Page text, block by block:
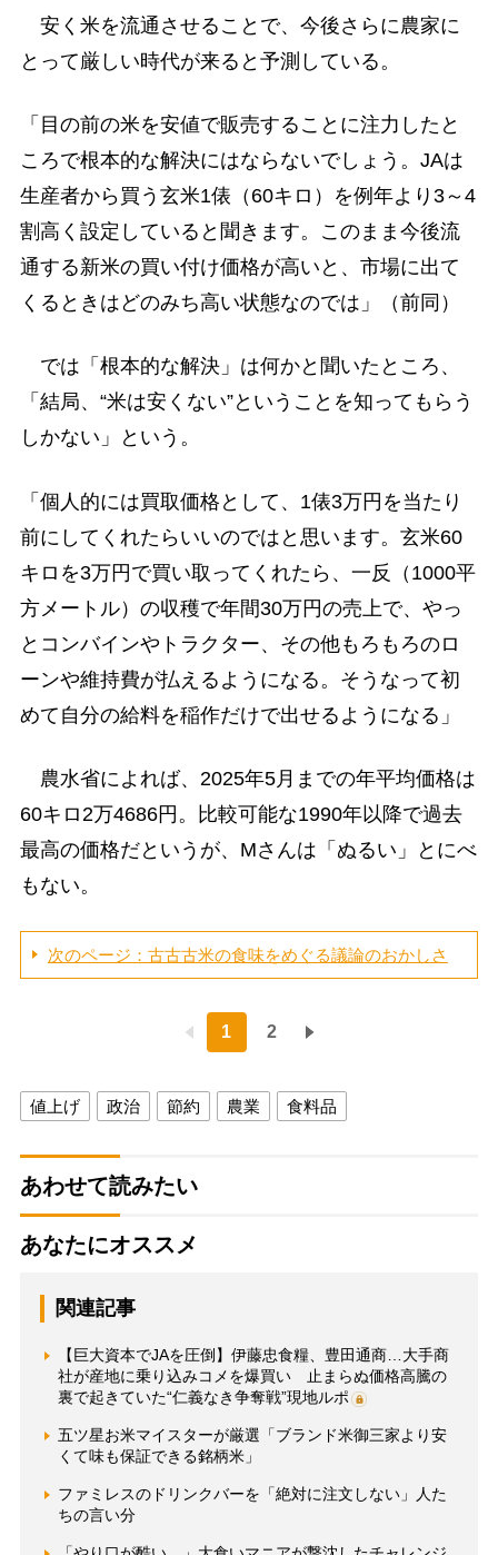
安く米を流通させることで、今後さらに農家に
とって厳しい時代が来ると予測している。
「目の前の米を安値で販売することに注力したと
ころで根本的な解決にはならないでしょう。JAは
生産者から買う玄米1俵（60キロ）を例年より3～4
割高く設定していると聞きます。このまま今後流
通する新米の買い付け価格が高いと、市場に出て
くるときはどのみち高い状態なのでは」（前同）
では「根本的な解決」は何かと聞いたところ、
「結局、“米は安くない”ということを知ってもらう
しかない」という。
「個人的には買取価格として、1俵3万円を当たり
前にしてくれたらいいのではと思います。玄米60
キロを3万円で買い取ってくれたら、一反（1000平
方メートル）の収穫で年間30万円の売上で、やっ
とコンバインやトラクター、その他もろもろのロ
ーンや維持費が払えるようになる。そうなって初
めて自分の給料を稲作だけで出せるようになる」
農水省によれば、2025年5⽉までの年平均価格は
60キロ2万4686円。⽐較可能な1990年以降で過去
最⾼の価格だというが、Mさんは「ぬるい」とにべ
もない。
次のページ：古古古米の食味をめぐる議論のおかしさ
1 2
値上げ 政治 節約 農業 食料品
あわせて読みたい
あなたにオススメ
関連記事
【巨大資本でJAを圧倒】伊藤忠食糧、豊田通商…大手商
社が産地に乗り込みコメを爆買い 止まらぬ価格高騰の
裏で起きていた“仁義なき争奪戦”現地ルポ
五ツ星お米マイスターが厳選「ブランド米御三家より安
くて味も保証できる銘柄米」
ファミレスのドリンクバーを「絶対に注文しない」人た
ちの言い分